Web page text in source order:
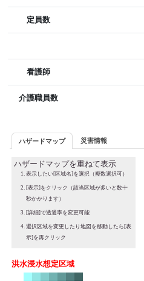
定員数
看護師
介護職員数
ハザードマップ 災害情報
ハザードマップを重ねて表示
表示したい[区域名]を選択（複数選択可）
[表示]をクリック（該当区域が多いと数十
秒かかります）
[詳細]で透過率を変更可能
選択区域を変更したり地図を移動したら[表
示]を再クリック
洪水浸水想定区域